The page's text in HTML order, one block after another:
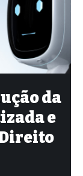
da
e
Direito